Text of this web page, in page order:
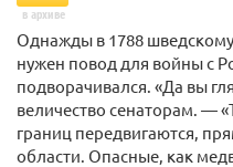
в архиве
Однажды в 1788
нужен повод для войны с
подворачивался. «Да вы
величество сенаторам. —
границ передвигаются,
области. Опасные, как